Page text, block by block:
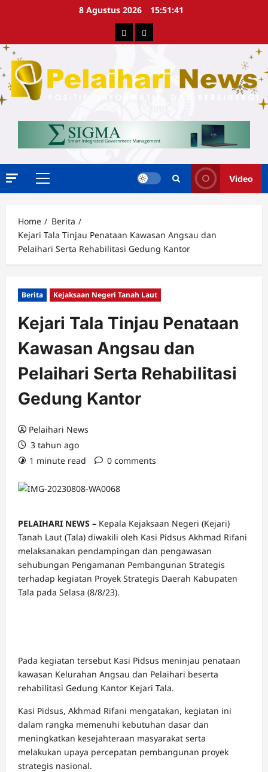
8 Agustus 2026 15:51:42
Berita Advertorial
Primary
Video
Home
Berita
Kejari Tala Tinjau Penataan Kawasan Angsau dan
Pelaihari Serta Rehabilitasi Gedung Kantor
Berita Kejaksaan Negeri Tanah Laut
Kejari Tala Tinjau Penataan
Kawasan Angsau dan
Pelaihari Serta Rehabilitasi
Gedung Kantor
Pelaihari News
3 tahun ago
1 minute read
0 comments
PELAIHARI NEWS – Kepala Kejaksaan Negeri (Kejari)
Tanah Laut (Tala) diwakili oleh Kasi Pidsus Akhmad Rifani
melaksanakan pendampingan dan pengawasan
sehubungan Pengamanan Pembangunan Strategis
terhadap kegiatan Proyek Strategis Daerah Kabupaten
Tala pada Selasa (8/8/23).
Pada kegiatan tersebut Kasi Pidsus meninjau penataan
kawasan Kelurahan Angsau dan Pelaihari beserta
rehabilitasi Gedung Kantor Kejari Tala.
Kasi Pidsus, Akhmad Rifani mengatakan, kegiatan ini
dalam rangka memenuhi kebutuhan dasar dan
meningkatkan kesejahteraan masyarakat serta
melakukan upaya percepatan pembangunan proyek
strategis nasional.